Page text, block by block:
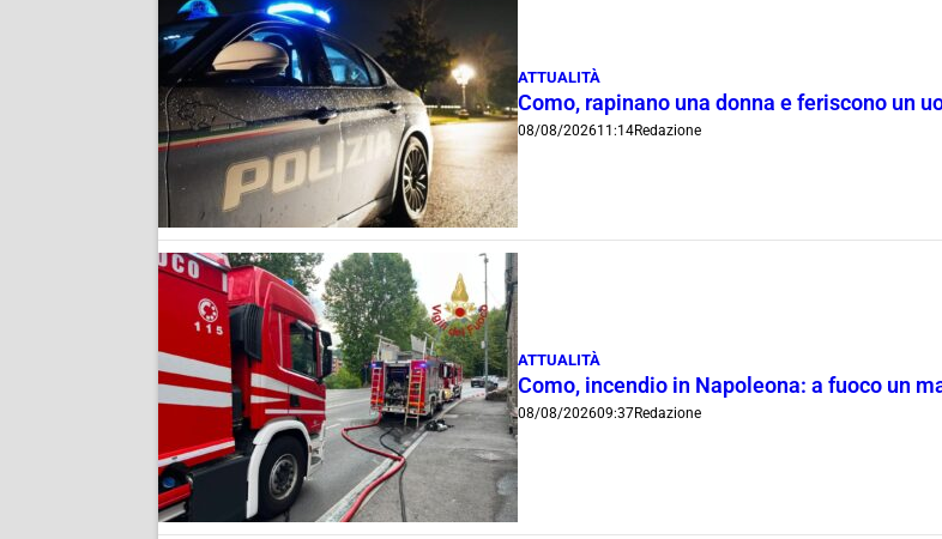
ATTUALITÀ
Como, rapinano una donna e feriscono un
08/08/202611:14Redazione
ATTUALITÀ
Como, incendio in Napoleona: a fuoco un
08/08/202609:37Redazione